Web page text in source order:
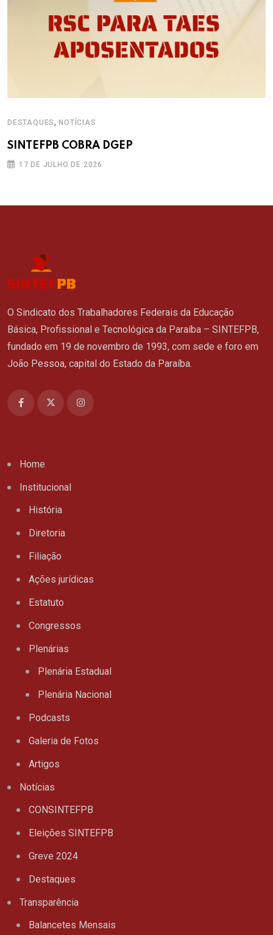
DESTAQUES,NOTÍCIAS
SINTEFPB COBRA DGEP
17 DE JULHO DE 2026
O Sindicato dos Trabalhadores Federais da Educação
Básica, Profissional e Tecnológica da Paraíba – SINTEFPB,
fundado em 19 de novembro de 1993, com sede e foro em
João Pessoa, capital do Estado da Paraíba.
Home
Institucional
História
Diretoria
Filiação
Ações jurídicas
Estatuto
Congressos
Plenárias
Plenária Estadual
Plenária Nacional
Podcasts
Galeria de Fotos
Artigos
Notícias
CONSINTEFPB
Eleições SINTEFPB
Greve 2024
Destaques
Transparência
Balancetes Mensais